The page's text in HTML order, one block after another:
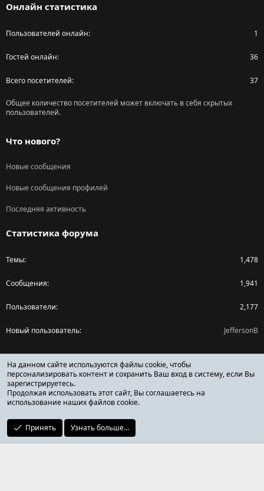
Онлайн статистика
Пользователей онлайн 1
Гостей онлайн 36
Всего посетителей 37
Общее количество посетителей может включать в себя скрытых
пользователей.
Что нового?
Новые сообщения
Новые сообщения профилей
Последняя активность
Статистика форума
Темы 1,478
Сообщения 1,941
Пользователи 2,177
Новый пользователь JeffersonB
Поделиться страницей
Facebook
X (Twitter)
Reddit
ОТЗЫВЫ ОНЛАЙН ФОРУМ
На данном сайте используются файлы cookie, чтобы
персонализировать контент и сохранить Ваш вход в систему, если Вы
зарегистрируетесь.
Продолжая использовать этот сайт, Вы соглашаетесь на
использование наших файлов cookie.
Принять Узнать больше...